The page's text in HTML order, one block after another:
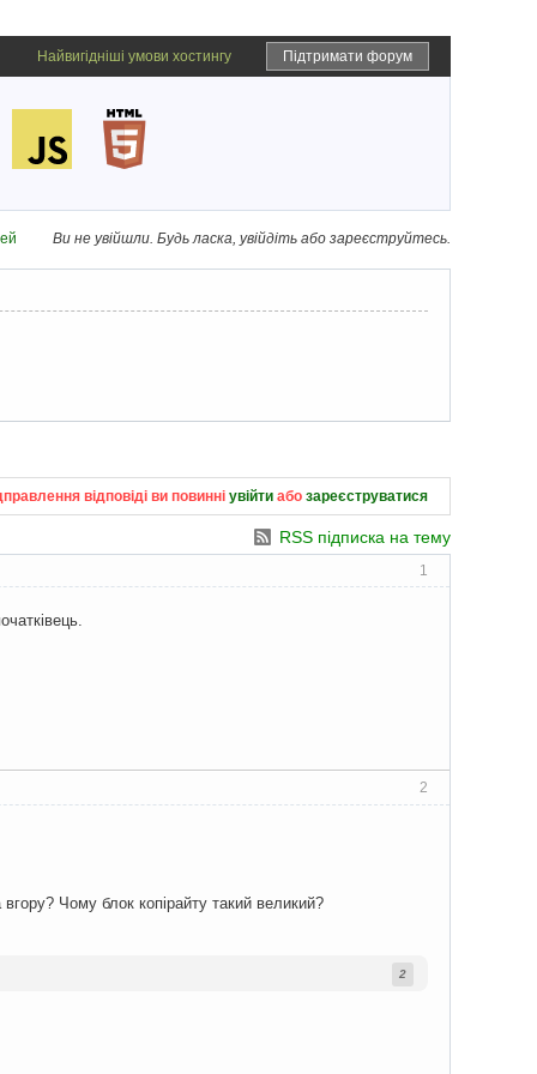
Підтримати форум
Найвигідніші умови хостингу
Ви не увійшли. Будь ласка, увійдіть або зареєструйтесь.
відповіді ви повинні увійти або зареєструватися
RSS підписка на тему
1
2
Чому блок копірайту такий великий?
2